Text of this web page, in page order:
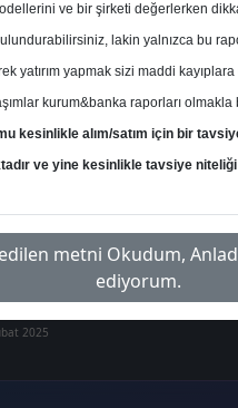
Kurum Sayısı
17
4
Paralel
Get.
3
Üstü
Get.
2
1
2025
ve bir şirketi değerlerken
lakin yalnızca bu
yatırım yapmak sizi maddi
kurum&banka raporları olmakla
kesinlikle alım/satım için bir
ve yine kesinlikle tavsiye niteliği
metni Okudum, Anladım
ediyorum.